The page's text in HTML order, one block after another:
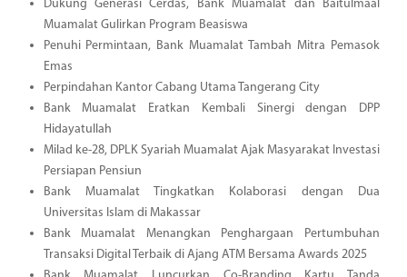
Dukung Generasi Cerdas, Bank Muamalat dan Baitulmaal
Muamalat Gulirkan Program Beasiswa
Penuhi Permintaan, Bank Muamalat Tambah Mitra Pemasok
Emas
Perpindahan Kantor Cabang Utama Tangerang City
Bank Muamalat Eratkan Kembali Sinergi dengan DPP
Hidayatullah
Milad ke-28, DPLK Syariah Muamalat Ajak Masyarakat Investasi
Persiapan Pensiun
Bank Muamalat Tingkatkan Kolaborasi dengan Dua
Universitas Islam di Makassar
Bank Muamalat Menangkan Penghargaan Pertumbuhan
Transaksi Digital Terbaik di Ajang ATM Bersama Awards 2025